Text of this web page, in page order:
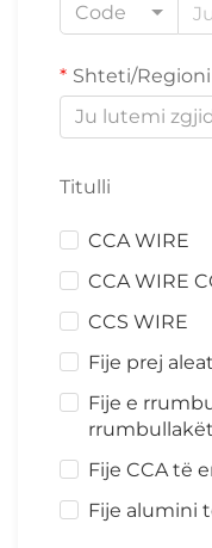
Code
Shteti/Regioni
Ju lutemi
Titulli
CCA WIRE
CCA WIRE
CCS WIRE
Fije prej
Fije e
rrumbullakët
Fije CCA të
Fije alumini